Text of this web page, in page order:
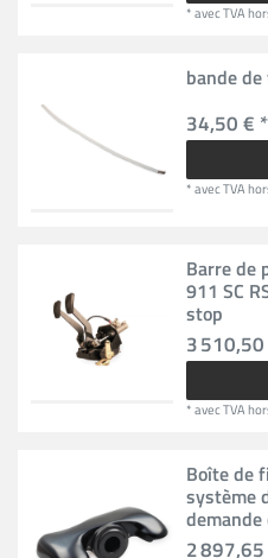
*avec TVA
bande
34,50 € *
*avec TVA
Barre de
911 SC
stop
3
*avec TVA
Boîte de
système
2